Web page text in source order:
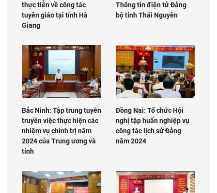
thực tiễn về công tác
tuyên giáo tại tỉnh Hà
Giang
Thông tin điện tử Đảng
bộ tỉnh Thái Nguyên
Bắc Ninh: Tập trung tuyên
truyền việc thực hiện các
nhiệm vụ chính trị năm
2024 của Trung ương và
tỉnh
Đồng Nai: Tổ chức Hội
nghị tập huấn nghiệp vụ
công tác lịch sử Đảng
năm 2024